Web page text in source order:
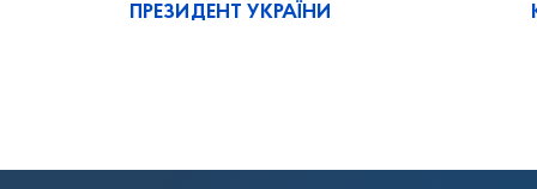
ПРЕЗИДЕНТ УКРАЇНИ